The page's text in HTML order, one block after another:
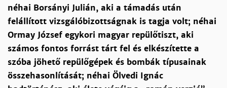
néhai Borsányi Julián, aki a támadás után
felállított vizsgálóbizottságnak is tagja volt; néhai
Ormay József egykori magyar repülőtiszt, aki
számos fontos forrást tárt fel és elkészítette a
szóba jöhető repülőgépek és bombák típusainak
összehasonlítását; néhai Ölvedi Ignác